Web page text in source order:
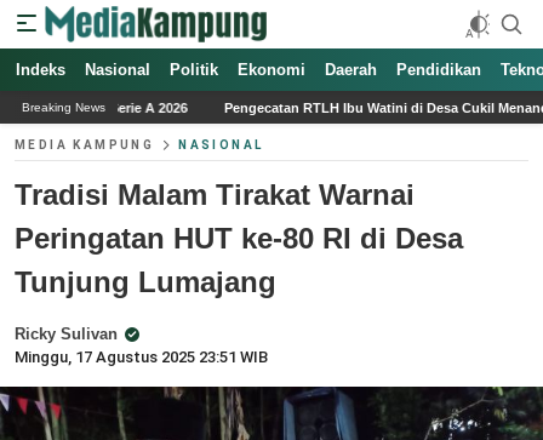
Indeks Nasional Politik Ekonomi Daerah Pendidikan
Breaking News
Pengecatan RTLH Ibu Watini di Desa Cukil Menandai Tahap Akhir Program
MEDIA KAMPUNG NASIONAL
Tradisi Malam Tirakat Warnai
Peringatan HUT ke-80 RI di Desa
Tunjung Lumajang
Ricky Sulivan
Minggu, 17 Agustus 2025 23:51 WIB